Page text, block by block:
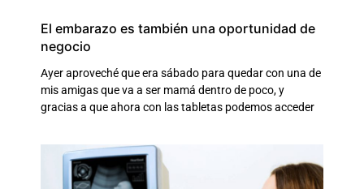
El embarazo es también una oportunidad de
negocio
Ayer aproveché que era sábado para quedar con una de
mis amigas que va a ser mamá dentro de poco, y
gracias a que ahora con las tabletas podemos acceder